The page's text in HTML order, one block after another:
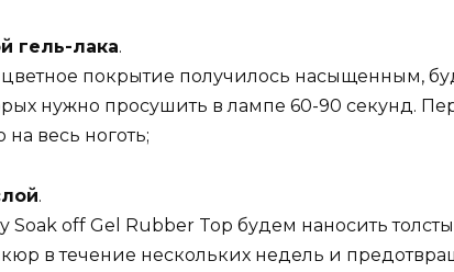
гель-лака.
цветное покрытие получилось насыщенным,
нужно просушить в лампе 60-90 секунд.
весь ноготь;
.
Soak off Gel Rubber Top будем наносить
в течение нескольких недель и